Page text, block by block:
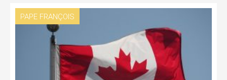
PAPE FRANÇOIS